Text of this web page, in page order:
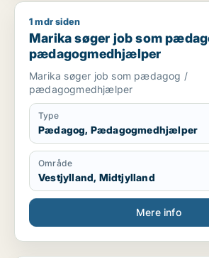
Marika søger job som pædagog /
1 mdr siden
Marika søger job som
pædagogmedhjælper
Marika søger job som pædagog /
pædagogmedhjælper
Type
Pædagog, Pædagogmedhjælper
Område
Vestjylland, Midtjylland
Mere info